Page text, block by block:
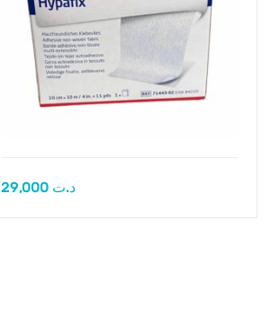
د.ت